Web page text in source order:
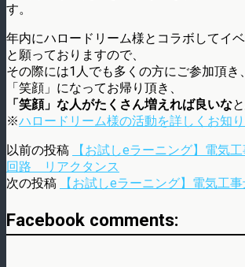
す。
年内にハロードリーム様とコラボしてイ
と願っておりますので、
その際には1人でも多くの方にご参加頂き、
「笑顔」になってお帰り頂き、
「笑顔」な人がたくさん増えれば良いな
※ハロードリーム様の活動を詳しくお知
以前の投稿
【お試しeラーニング】電気
回路 リアクタンス
次の投稿
【お試しeラーニング】電気工
Facebook comments: